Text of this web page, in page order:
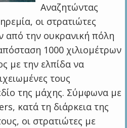
Αναζητώντας
οι στρατιώτες
από την ουκρανική πόλη
1000 χιλιομέτρων
με την ελπίδα να
τους
της μάχης. Σύμφωνα με
κατά τη διάρκεια της
οι στρατιώτες με